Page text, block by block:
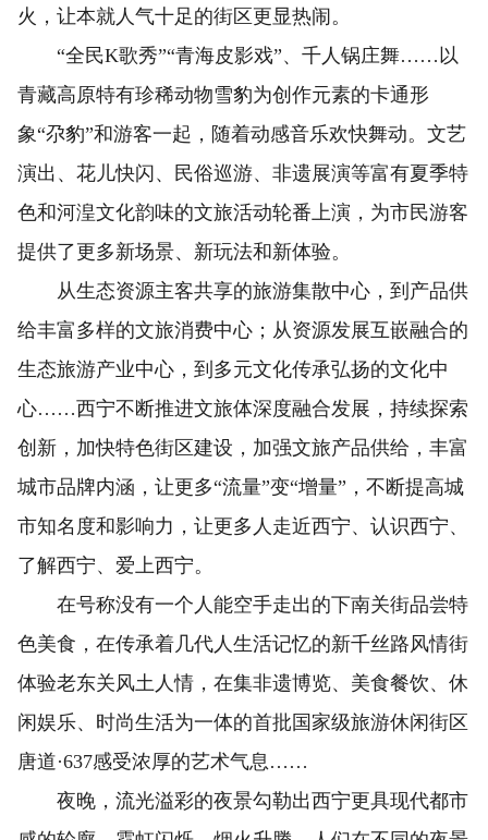
火，让本就人气十足的街区更显热闹。
“全民K歌秀”“青海皮影戏”、千人锅庄舞……以
青藏高原特有珍稀动物雪豹为创作元素的卡通形
象“尕豹”和游客一起，随着动感音乐欢快舞动。文艺
演出、花儿快闪、民俗巡游、非遗展演等富有夏季特
色和河湟文化韵味的文旅活动轮番上演，为市民游客
提供了更多新场景、新玩法和新体验。
从生态资源主客共享的旅游集散中心，到产品供
给丰富多样的文旅消费中心；从资源发展互嵌融合的
生态旅游产业中心，到多元文化传承弘扬的文化中
心……西宁不断推进文旅体深度融合发展，持续探索
创新，加快特色街区建设，加强文旅产品供给，丰富
城市品牌内涵，让更多“流量”变“增量”，不断提高城
市知名度和影响力，让更多人走近西宁、认识西宁、
了解西宁、爱上西宁。
在号称没有一个人能空手走出的下南关街品尝特
色美食，在传承着几代人生活记忆的新千丝路风情街
体验老东关风土人情，在集非遗博览、美食餐饮、休
闲娱乐、时尚生活为一体的首批国家级旅游休闲街区
唐道·637感受浓厚的艺术气息……
夜晚，流光溢彩的夜景勾勒出西宁更具现代都市